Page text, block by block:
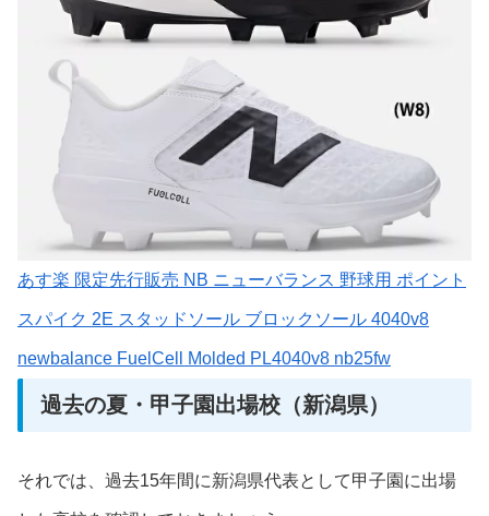
あす楽 限定先行販売 NB ニューバランス 野球用 ポイント
スパイク 2E スタッドソール ブロックソール 4040v8
newbalance FuelCell Molded PL4040v8 nb25fw
過去の夏・甲子園出場校（新潟県）
それでは、過去15年間に新潟県代表として甲子園に出場